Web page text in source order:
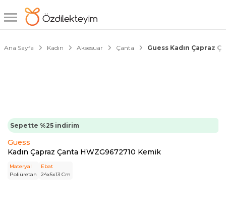
Ana Sayfa Kadın Aksesuar Çanta Guess Kadın Çapraz
Sepette %25 indirim
Guess
Kadın Çapraz Çanta HWZG9672710 Kemik
Materyal
Poliüretan
Ebat
24x5x13 Cm
1/4